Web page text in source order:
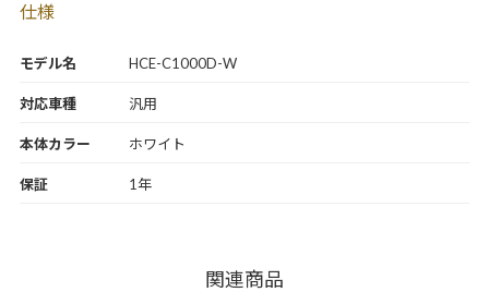
モデル名 HCE-C1000D-W
仕様
対応車種 汎用
本体カラー ホワイト
保証 1年
関連商品